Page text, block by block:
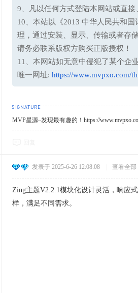
9、凡以任何方式登陆本网站或直
10、本站以《2013 中华人民共和
理，通过安装、显示、传输或者存
请务必联系版权方购买正版授权！
11、本网站如无意中侵犯了某个企
唯一网址: https://www.mvpxo.com/
MVP星源–发现最有趣的！https://
发表于 2025-6-26 12:08:08 查看全部
Zing主题V2.2.1模块化设计灵活，响应
样，满足不同需求。